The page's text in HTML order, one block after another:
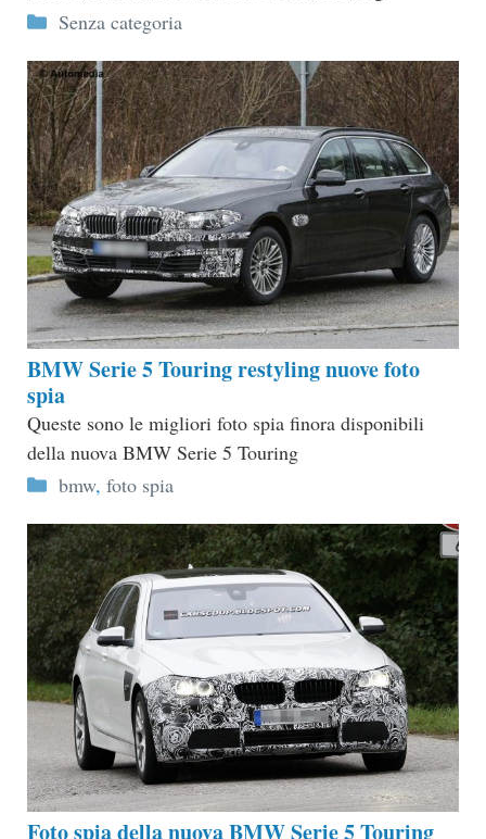
Categorie
Senza categoria
BMW Serie 5 Touring restyling nuove foto
spia
Queste sono le migliori foto spia finora disponibili
della nuova BMW Serie 5 Touring
Categorie
bmw, foto spia
Foto spia della nuova BMW Serie 5 Touring